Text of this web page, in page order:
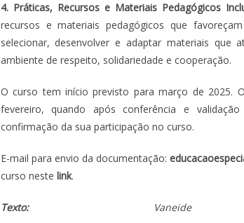
4. Práticas, Recursos e Materiais Pedagógicos
recursos e materiais pedagógicos que
selecionar, desenvolver e adaptar materiais que
ambiente de respeito, solidariedade e cooperação.
O curso tem início previsto para março de 2025.
fevereiro, quando após conferência e
confirmação da sua participação no curso.
E-mail para envio da documentação:
curso neste link.
Texto:Vaneide